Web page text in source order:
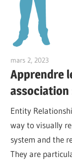
mars 2, 2023
Apprendre
association
Entity
way to visually
system and the
They are